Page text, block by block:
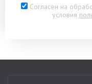
Согласен на
условия